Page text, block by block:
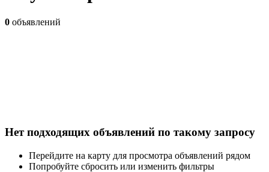
0 объявлений
Нет подходящих объявлений по такому запросу
Перейдите на карту для просмотра объявлений рядом
Попробуйте сбросить или изменить фильтры